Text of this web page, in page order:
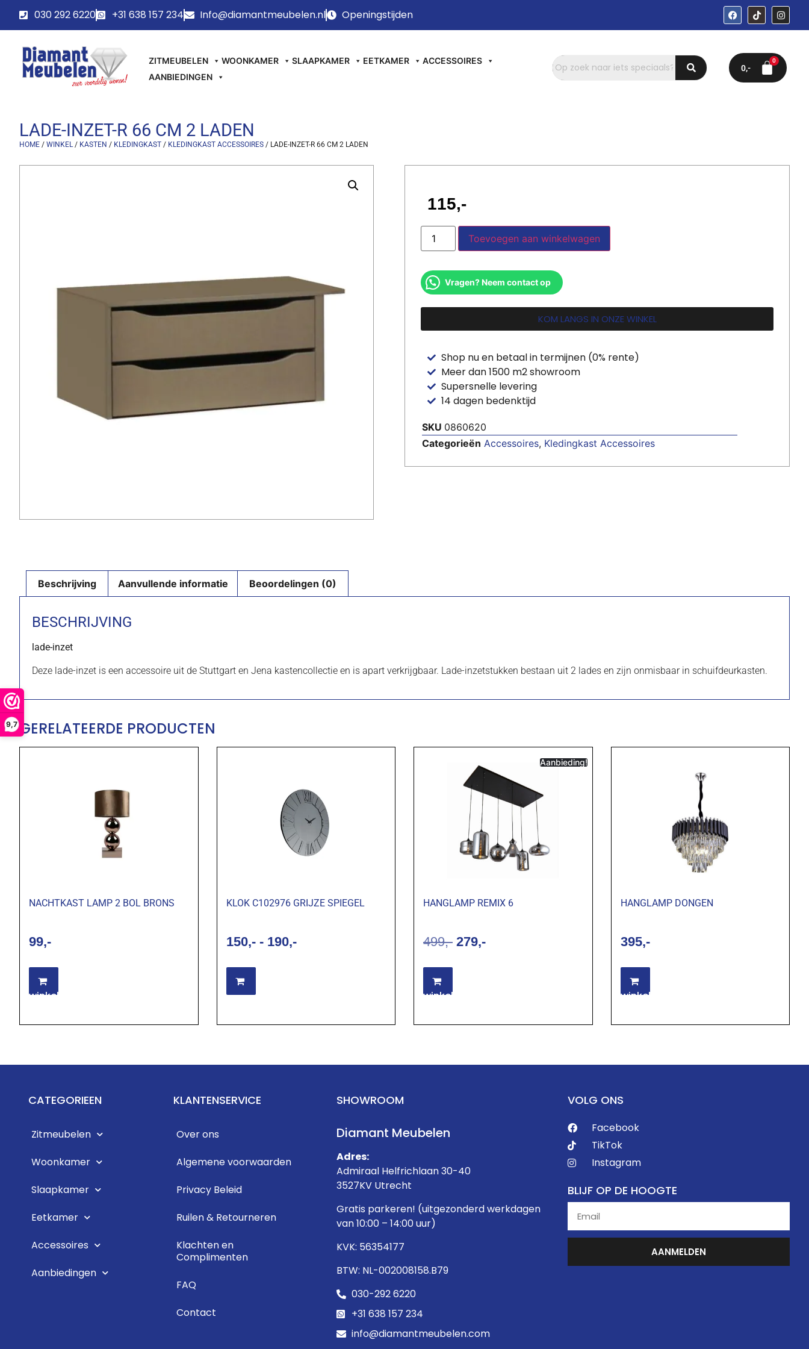
9,7
030 292 6220 +31 638 157 234 Info@diamantmeubelen.nl Openingstijden
ZITMEUBELEN WOONKAMER SLAAPKAMER EETKAMER
ACCESSOIRES
AANBIEDINGEN
0
LADE-INZET-R 66 CM 2 LADEN
HOME / WINKEL/ KASTEN / KLEDINGKAST / KLEDINGKAST ACCESSOIRES / LADE-INZET-R 66 CM 2 LADEN
115
Toevoegen aan winkelwagen
Vragen? Neem contact op
KOM LANGS IN ONZE WINKEL
Shop nu en betaal in termijnen (0% rente)
Meer dan 1500 m2 showroom
Supersnelle levering
14 dagen bedenktijd
SKU 0860620
Categorieën Accessoires, Kledingkast Accessoires
Beschrijving Aanvullende informatie Beoordelingen (0)
BESCHRIJVING
lade-inzet
Deze lade-inzet is een accessoire uit de Stuttgart en Jena kastencollectie en is apart verkrijgbaar. Lade-inzetstukken bestaan ​​uit 2 lades en zijn onmisbaar in schuifdeurkasten.
GERELATEERDE PRODUCTEN
NACHTKAST LAMP 2 BOL BRONS
99
winkelwagen
KLOK C102976 GRIJZE SPIEGEL
150 - 190
Aanbieding!
HANGLAMP REMIX 6
499 279
winkelwagen
HANGLAMP DONGEN
395
winkelwagen
CATEGORIEEN
Zitmeubelen
Woonkamer
Slaapkamer
Eetkamer
Accessoires
Aanbiedingen
KLANTENSERVICE
Over ons
Algemene voorwaarden
Privacy Beleid
Ruilen & Retourneren
Klachten en
Complimenten
FAQ
Contact
SHOWROOM
Diamant Meubelen
Adres:
Admiraal Helfrichlaan 30-40
3527KV Utrecht
Gratis parkeren! (uitgezonderd werkdagen
van 10:00 – 14:00 uur)
KVK: 56354177
BTW: NL-002008158.B79
030-292 6220
+31 638 157 234
info@diamantmeubelen.com
VOLG ONS
Facebook
TikTok
Instagram
BLIJF OP DE HOOGTE
AANMELDEN